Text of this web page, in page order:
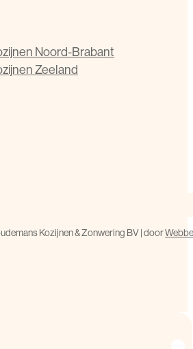
Noord-Brabant
Zeeland
Kozijnen & Zonwering BV | door